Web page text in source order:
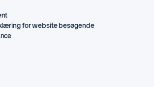
for website besøgende